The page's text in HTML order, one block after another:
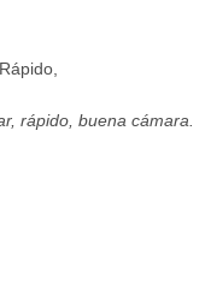
rápido, buena cámara.